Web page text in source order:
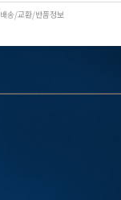
배송/교환/반품정보